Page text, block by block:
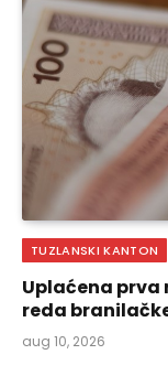
TUZLANSKI KANTON
Uplaćena
reda
aug 10, 2026